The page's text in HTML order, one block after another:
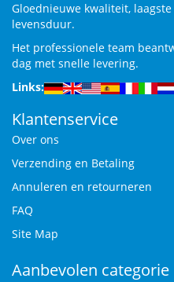
Gloednieuwe kwaliteit,
levensduur.
Het professionele team
dag met snelle levering.
Links:
Klantenservice
Over ons
Verzending en Betaling
Annuleren en retourneren
FAQ
Site Map
Aanbevolen categorie